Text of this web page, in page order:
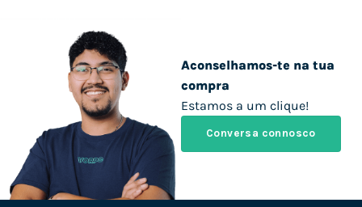
Aconselhamos-te na tua
compra
Estamos a um clique!
Conversa connosco